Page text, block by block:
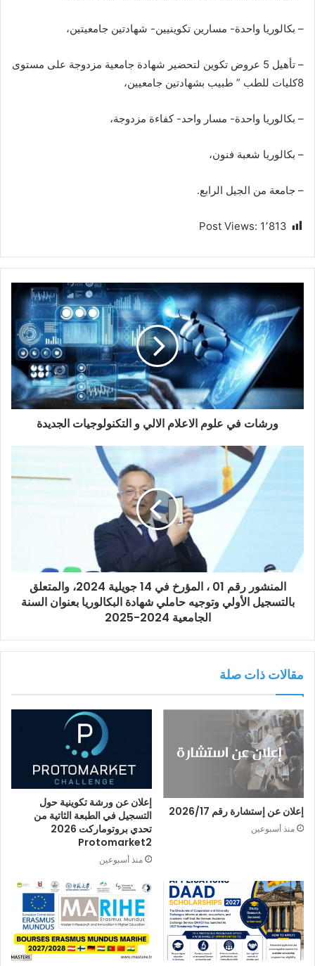
– بكالوريا واحدة- مسارين تكوينيين- شهادتين جامعيتين،
– تأهيل 5 عروض تكوين لتحضير شهادة جامعية مزدوجة على مستوى
8كليات للطب ” طبيب بشهادتين جامعيين،
– بكالوريا واحدة- مسار واحد- كفاءة مزدوجة،
– بكالوريا شعبة فنون،
– جامعة من الجيل الرابع.
Post Views: 1٬813
ورشات في علوم الاعلام الالي و التكنولوجيات الجديدة
المنشور رقم 01 ، المؤرخ في 14 جويلية 2024، والمتعلق
بالتسجيل الأولي وتوجيه حاملي شهادة البكالوريا بعنوان السنة
الجامعية 2024-2025
مقالات ذات صلة
إعلان عن إستشارة رقم 2026/17
منذ أسبوعين
إعلان عن ورشة تكوينية حول
التسجيل في الطبعة الثاتية من
تحدي بروتوماركت 2026
Protomarket2
منذ أسبوعين